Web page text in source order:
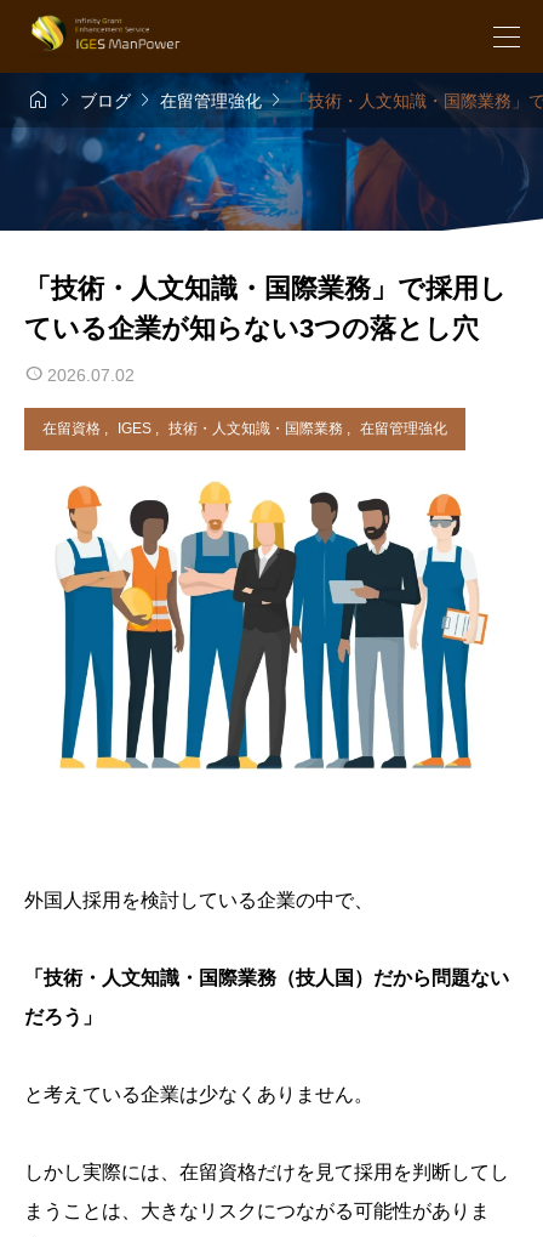
  ブログ 在留管理強化「技術・人文知識・国際業務」
「技術・人文知識・国際業務」で採用し
ている企業が知らない3つの落とし穴
2026.07.02
在留資格 , IGES , 技術・人文知識・国際業務 , 在留管理強化
外国人採用を検討している企業の中で、
「技術・人文知識・国際業務（技人国）だから問題ない
だろう」
と考えている企業は少なくありません。
しかし実際には、在留資格だけを見て採用を判断してし
まうことは、大きなリスクにつながる可能性がありま